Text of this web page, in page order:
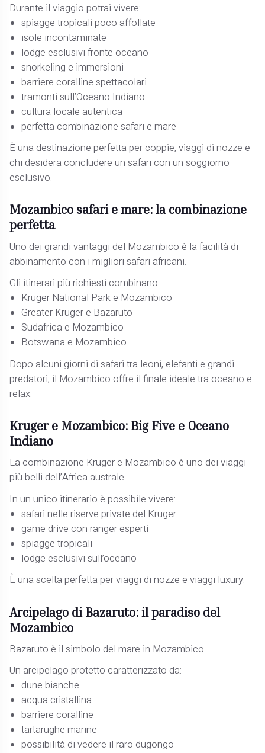
Durante il viaggio potrai vivere:
spiagge tropicali poco affollate
isole incontaminate
lodge esclusivi fronte oceano
snorkeling e immersioni
barriere coralline spettacolari
tramonti sull’Oceano Indiano
cultura locale autentica
perfetta combinazione safari e mare
È una destinazione perfetta per coppie, viaggi di nozze e
chi desidera concludere un safari con un soggiorno
esclusivo.
Mozambico safari e mare: la combinazione
perfetta
Uno dei grandi vantaggi del Mozambico è la facilità di
abbinamento con i migliori safari africani.
Gli itinerari più richiesti combinano:
Kruger National Park e Mozambico
Greater Kruger e Bazaruto
Sudafrica e Mozambico
Botswana e Mozambico
Dopo alcuni giorni di safari tra leoni, elefanti e grandi
predatori, il Mozambico offre il finale ideale tra oceano e
relax.
Kruger e Mozambico: Big Five e Oceano
Indiano
La combinazione Kruger e Mozambico è uno dei viaggi
più belli dell’Africa australe.
In un unico itinerario è possibile vivere:
safari nelle riserve private del Kruger
game drive con ranger esperti
spiagge tropicali
lodge esclusivi sull’oceano
È una scelta perfetta per viaggi di nozze e viaggi luxury.
Arcipelago di Bazaruto: il paradiso del
Mozambico
Bazaruto è il simbolo del mare in Mozambico.
Un arcipelago protetto caratterizzato da:
dune bianche
acqua cristallina
barriere coralline
tartarughe marine
possibilità di vedere il raro dugongo